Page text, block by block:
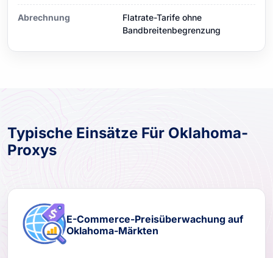
Abrechnung
Flatrate-Tarife ohne
Bandbreitenbegrenzung
Typische Einsätze Für Oklahoma-
Proxys
E-Commerce-Preisüberwachung auf
Oklahoma-Märkten